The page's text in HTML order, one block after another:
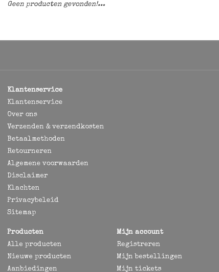
Geen producten gevonden!...
Klantenservice
Klantenservice
Over ons
Verzenden & verzendkosten
Betaalmethoden
Retourneren
Algemene voorwaarden
Disclaimer
Klachten
Privacybeleid
Sitemap
Producten
Alle producten
Nieuwe producten
Aanbiedingen
Mijn account
Registreren
Mijn bestellingen
Mijn tickets